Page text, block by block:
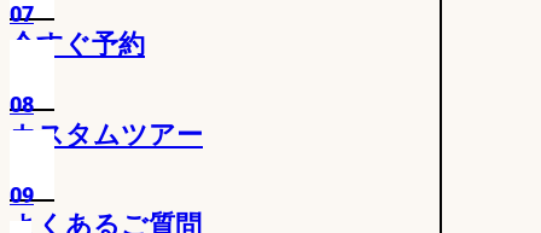
07
今すぐ予約
08
カスタムツアー
09
よくあるご質問